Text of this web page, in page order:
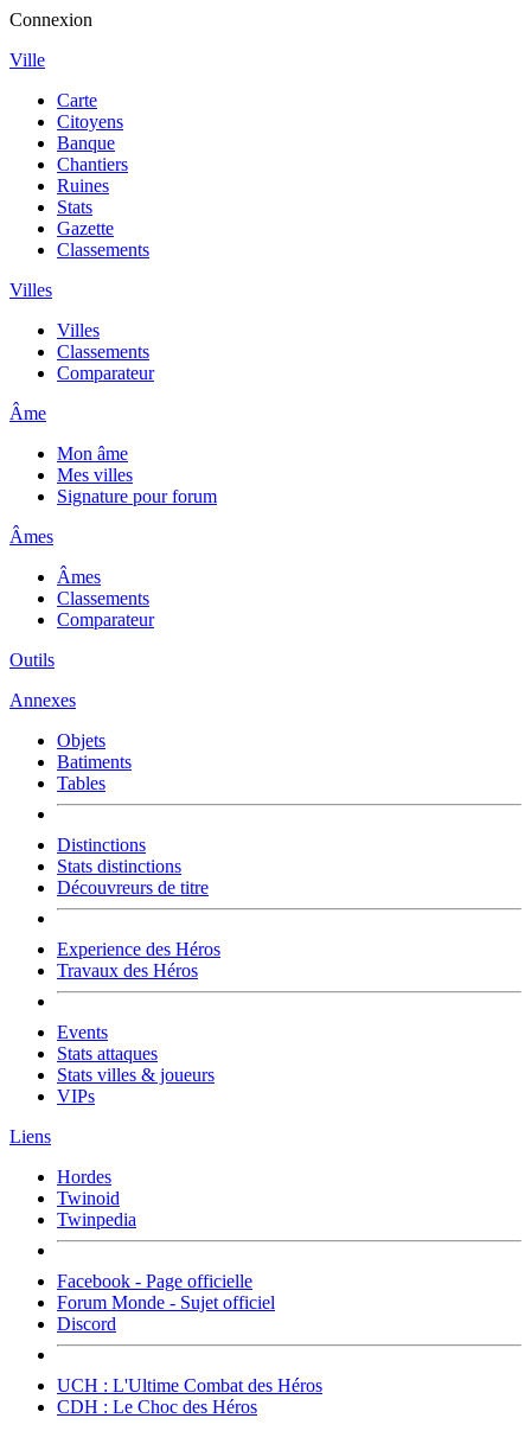
Connexion
Ville
Carte
Citoyens
Banque
Chantiers
Ruines
Stats
Gazette
Classements
Villes
Villes
Classements
Comparateur
Âme
Mon âme
Mes villes
Signature pour forum
Âmes
Âmes
Classements
Comparateur
Outils
Annexes
Objets
Batiments
Tables
Distinctions
Stats distinctions
Découvreurs de titre
Experience des Héros
Travaux des Héros
Events
Stats attaques
Stats villes & joueurs
VIPs
Liens
Hordes
Twinoid
Twinpedia
Facebook - Page officielle
Forum Monde - Sujet officiel
Discord
UCH : L'Ultime Combat des Héros
CDH : Le Choc des Héros